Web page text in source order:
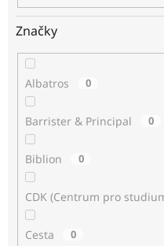
Značky
Albatros 0
Barrister & Principal 0
Biblion 0
CDK (Centrum pro
Cesta 0